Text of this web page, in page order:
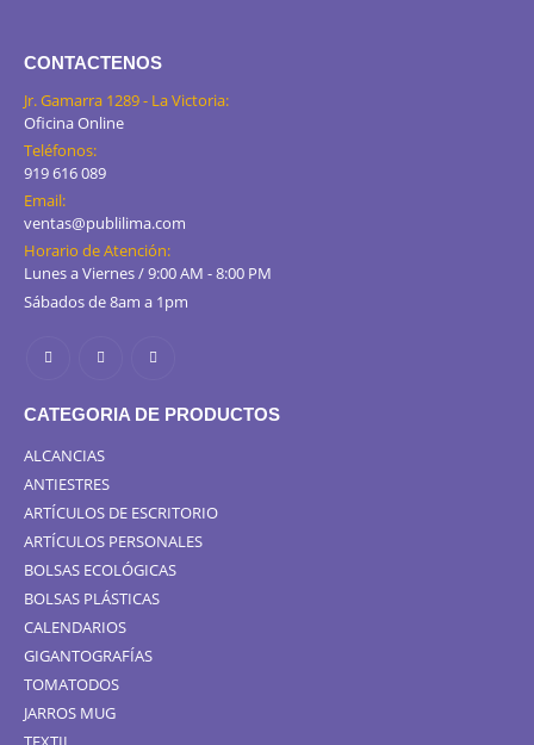
CONTACTENOS
Jr. Gamarra 1289 - La Victoria:
Oficina Online
Teléfonos:
919 616 089
Email:
ventas@publilima.com
Horario de Atención:
Lunes a Viernes / 9:00 AM - 8:00 PM
Sábados de 8am a 1pm
CATEGORIA DE PRODUCTOS
ALCANCIAS
ANTIESTRES
ARTÍCULOS DE ESCRITORIO
ARTÍCULOS PERSONALES
BOLSAS ECOLÓGICAS
BOLSAS PLÁSTICAS
CALENDARIOS
GIGANTOGRAFÍAS
TOMATODOS
JARROS MUG